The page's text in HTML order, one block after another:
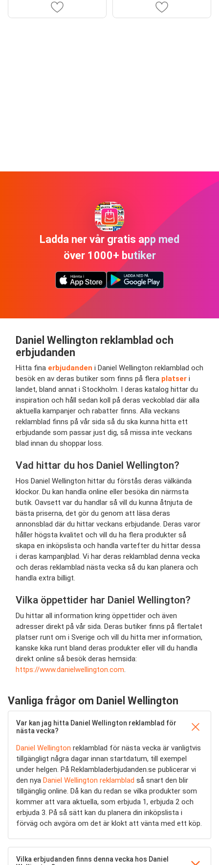
Ladda ner vår gratis app med
över 1000+ butiker
Daniel Wellington reklamblad och
erbjudanden
Hitta fina erbjudanden i Daniel Wellington reklamblad och
besök en av deras butiker som finns på flera platser i
landet, bland annat i Stockholm. I deras katalog hittar du
inspiration och håll sedan koll på deras veckoblad där alla
aktuella kampanjer och rabatter finns. Alla veckans
reklamblad finns på vår sida så du ska kunna hitta ett
erbjudande som passar just dig, så missa inte veckans
blad innan du shoppar loss.
Vad hittar du hos Daniel Wellington?
Hos Daniel Wellington hittar du förstås deras välkända
klockor. Du kan handla online eller besöka din närmsta
butik. Oavsett var du handlar så vill du kunna åtnjuta de
bästa priserna, det gör du genom att läsa deras
annonsblad där du hittar veckans erbjudande. Deras varor
håller högsta kvalitet och vill du ha flera produkter så
skapa en inköpslista och handla vartefter du hittar dessa
i deras kampanjblad. Vi har deras reklamblad denna vecka
och deras reklamblad nästa vecka så du kan planera och
handla extra billigt.
Vilka öppettider har Daniel Wellington?
Du hittar all information kring öppettider och även
adresser direkt på vår sida. Deras butiker finns på flertalet
platser runt om i Sverige och vill du hitta mer information,
kanske kika runt bland deras produkter eller vill du handla
direkt online så besök deras hemsida:
https://www.danielwellington.com.
Vanliga frågor om Daniel Wellington
Var kan jag hitta Daniel Wellington reklamblad för
nästa vecka?
Daniel Wellington reklamblad för nästa vecka är vanligtvis
tillgängligt några dagar innan startdatum, till exempel
under helgen. På Reklambladerbjudanden.se publicerar vi
den nya Daniel Wellington reklamblad så snart den blir
tillgänglig online. Då kan du redan se vilka produkter som
kommer att vara aktuella, som erbjuda 1, erbjuda 2 och
erbjuda 3. På så sätt kan du planera din inköpslista i
förväg och avgöra om det är klokt att vänta med ett köp.
Vilka erbjudanden finns denna vecka hos Daniel